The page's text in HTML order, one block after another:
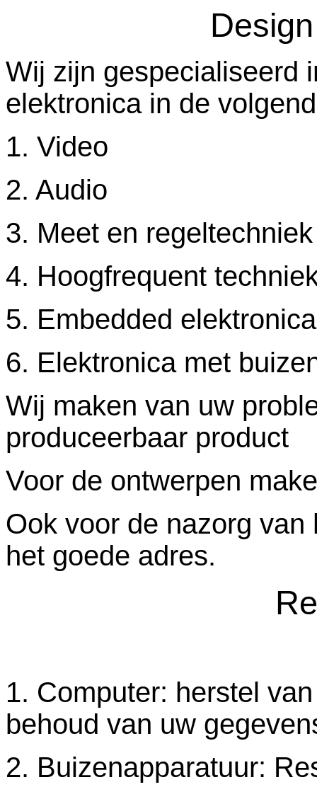
Wij zijn gespecialiseerd
elektronica in de
1. Video
2. Audio
3. Meet en regeltechniek
4. Hoogfrequent
5. Embedded elektronica
6. Elektronica met
Wij maken van uw
produceerbaar product
Voor de ontwerpen
Ook voor de nazorg
het goede adres.
1. Computer: herstel
behoud van uw
2. Buizenapparatuur: